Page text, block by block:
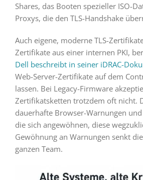
Shares, das Booten spezieller ISO-
Proxys, die den TLS-Handshake
Auch eigene, moderne TLS-
Zertifikate aus einer internen PKI,
Dell beschreibt in seiner iDRAC-
Web-Server-Zertifikate auf dem
lassen. Bei Legacy-Firmware
Zertifikatsketten trotzdem oft nicht.
dauerhafte Browser-Warnungen
die sich angewöhnen, diese
Gewöhnung an Warnungen senkt
ganzen Team.